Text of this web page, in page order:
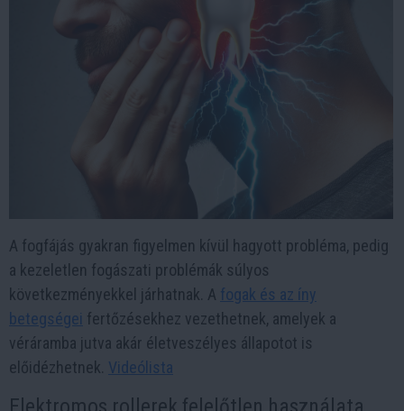
A fogfájás gyakran figyelmen kívül hagyott probléma, pedig
a kezeletlen fogászati problémák súlyos
következményekkel járhatnak. A fogak és az íny
betegségei fertőzésekhez vezethetnek, amelyek a
véráramba jutva akár életveszélyes állapotot is
előidézhetnek. Videólista